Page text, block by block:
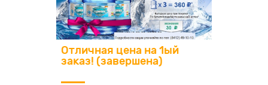
Отличная цена на 1ый
заказ! (завершена)